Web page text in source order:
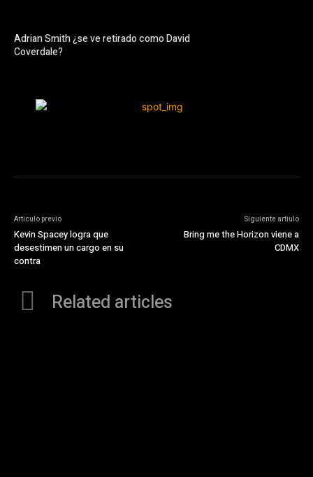
Adrian Smith ¿se ve retirado como David
Coverdale?
Articulo previo
Kevin Spacey logra que
desestimen un cargo en su
contra
Siguiente artiulo
Bring me the Horizon viene a
CDMX
Related articles